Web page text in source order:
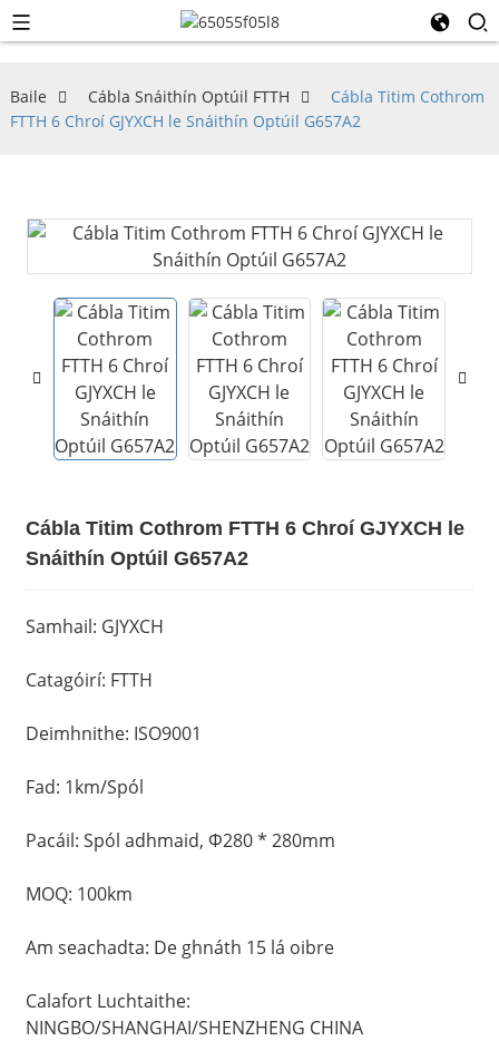
Baile Cábla Snáithín Optúil FTTH
Cábla Titim Cothrom
FTTH 6 Chroí GJYXCH le Snáithín Optúil G657A2
Cábla Titim Cothrom FTTH 6 Chroí GJYXCH le
Snáithín Optúil G657A2
Samhail: GJYXCH
Catagóirí: FTTH
Deimhnithe: ISO9001
Fad: 1km/Spól
Pacáil: Spól adhmaid, Φ280 * 280mm
MOQ: 100km
Am seachadta: De ghnáth 15 lá oibre
Calafort Luchtaithe:
NINGBO/SHANGHAI/SHENZHENG CHINA